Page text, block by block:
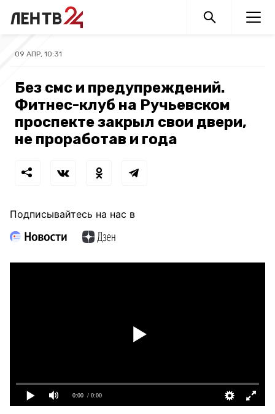
09 АПР, 10:31
Без смс и предупреждений.
Фитнес-клуб на Ручьевском
проспекте закрыл свои двери,
не проработав и года
Подписывайтесь на нас в
0:00 / 0:00